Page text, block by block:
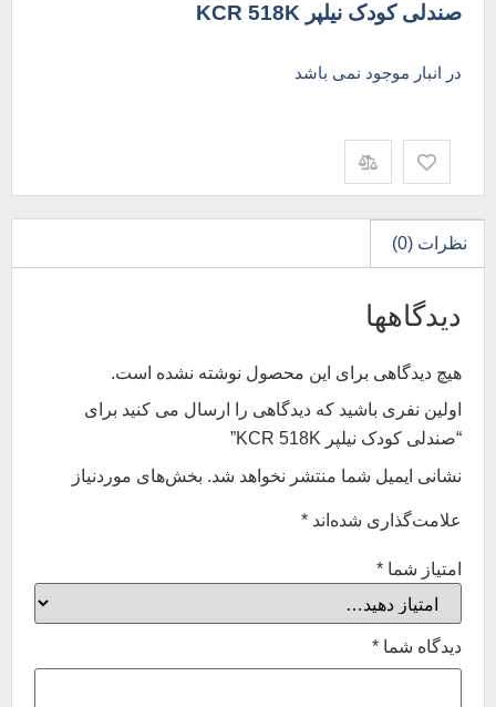
صندلی کودک نیلپر KCR 518K
در انبار موجود نمی باشد
نظرات (0)
دیدگاهها
هیچ دیدگاهی برای این محصول نوشته نشده است.
اولین نفری باشید که دیدگاهی را ارسال می کنید برای
“صندلی کودک نیلپر KCR 518K”
نشانی ایمیل شما منتشر نخواهد شد. بخش‌های موردنیاز
علامت‌گذاری شده‌اند*
امتیاز شما*
دیدگاه شما*